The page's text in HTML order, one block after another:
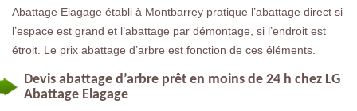
Abattage Elagage établi à Montbarrey pratique l’abattage direct si
l’espace est grand et l’abattage par démontage, si l’endroit est
étroit. Le prix abattage d’arbre est fonction de ces éléments.
Devis abattage d’arbre prêt en moins de 24 h chez LG
Abattage Elagage